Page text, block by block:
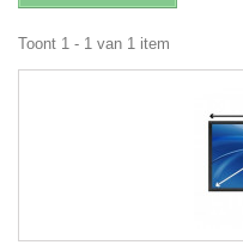
Toont 1 - 1 van 1 item